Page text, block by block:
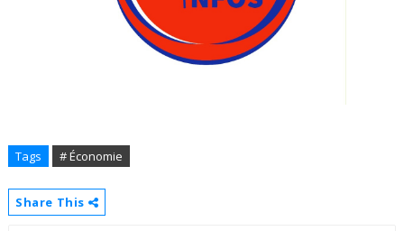
Tags # Économie
Share This